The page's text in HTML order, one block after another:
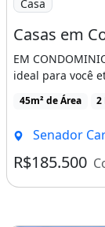
Casa
EM
ideal para você
45m² de Área 2
Senador
R$185.500